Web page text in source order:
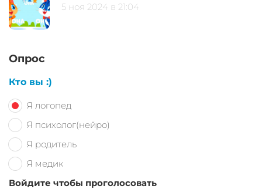
5 ноя 2024 в 21:04
Опрос
Кто вы :)
Я логопед
Я психолог(нейро)
Я родитель
Я медик
Войдите чтобы проголосовать